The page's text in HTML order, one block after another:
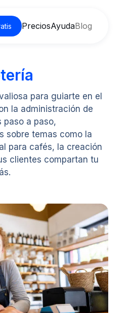
PreciosAyudaBlog
para guiarte en el
la administración de
paso a paso,
sobre temas como la
para cafés, la creación
clientes compartan tu